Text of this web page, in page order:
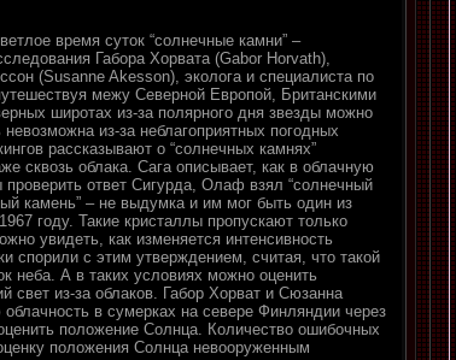
время суток “солнечные камни” –
Габора Хорвата (Gabor Horvath),
(Susanne Akesson), эколога и специалиста по
межу Северной Европой, Британскими
широтах из-за полярного дня звезды можно
из-за неблагоприятных погодных
рассказывают о “солнечных камнях”
сквозь облака. Сага описывает, как в облачную
ответ Сигурда, Олаф взял “солнечный
камень” – не выдумка и им мог быть один из
году. Такие кристаллы пропускают только
увидеть, как изменяется интенсивность
спорили с этим утверждением, считая, что такой
неба. А в таких условиях можно оценить
свет из-за облаков. Габор Хорват и Сюзанна
в сумерках на севере Финляндии через
положение Солнца. Количество ошибочных
положения Солнца невооруженным